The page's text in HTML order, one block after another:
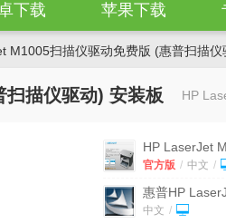
下载 苹果下载
M1005扫描仪驱动免费版 (惠普扫描仪
描仪驱动) 安装板 HP
HP LaserJet
(HP M1005打
官方版 / 中文 /
惠普HP
免费版 (打印
中文 /